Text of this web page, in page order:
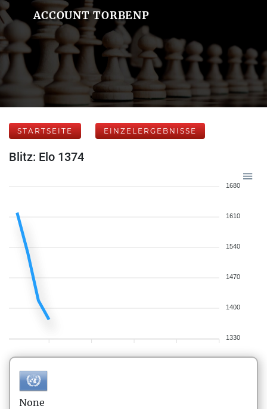
ACCOUNT TORBENP
STARTSEITE EINZELERGEBNISSE
Blitz: Elo 1374
1680
1610
1540
1470
1400
1330
None